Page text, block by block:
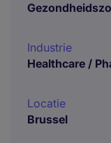
Industrie
Healthcare /
Locatie
Brussel